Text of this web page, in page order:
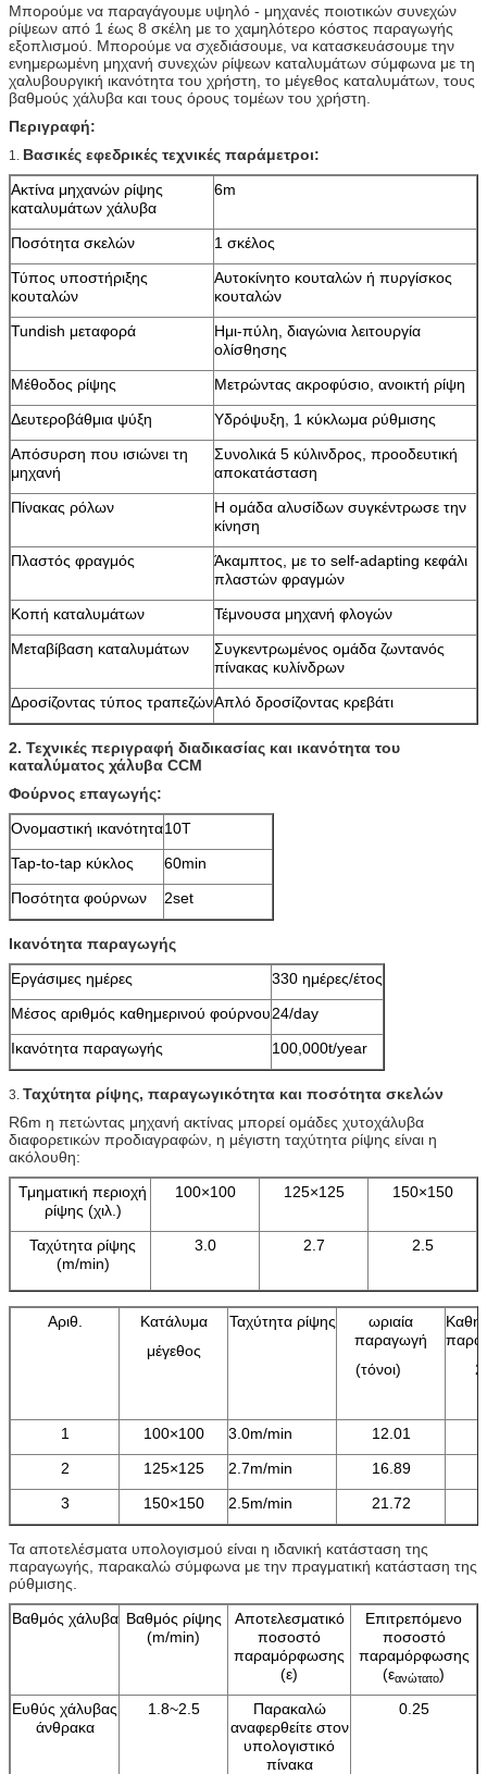
Μπορούμε να παραγάγουμε υψηλό - μηχανές ποιοτικών συνεχών
ρίψεων από 1 έως 8 σκέλη με το χαμηλότερο κόστος παραγωγής
εξοπλισμού. Μπορούμε να σχεδιάσουμε, να κατασκευάσουμε την
ενημερωμένη μηχανή συνεχών ρίψεων καταλυμάτων σύμφωνα με τη
χαλυβουργική ικανότητα του χρήστη, το μέγεθος καταλυμάτων, τους
βαθμούς χάλυβα και τους όρους τομέων του χρήστη.
Περιγραφή:
1. Βασικές εφεδρικές τεχνικές παράμετροι:
Ακτίνα μηχανών ρίψης
καταλυμάτων χάλυβα
6m
Ποσότητα σκελών
1 σκέλος
Τύπος υποστήριξης
κουταλών
Αυτοκίνητο κουταλών ή πυργίσκος
κουταλών
Tundish μεταφορά
Ημι-πύλη, διαγώνια λειτουργία
ολίσθησης
Μέθοδος ρίψης
Μετρώντας ακροφύσιο, ανοικτή ρίψη
Δευτεροβάθμια ψύξη
Υδρόψυξη, 1 κύκλωμα ρύθμισης
Απόσυρση που ισιώνει τη
μηχανή
Συνολικά 5 κύλινδρος, προοδευτική
αποκατάσταση
Πίνακας ρόλων
Η ομάδα αλυσίδων συγκέντρωσε την
κίνηση
Πλαστός φραγμός
Άκαμπτος, με το self-adapting κεφάλι
πλαστών φραγμών
Κοπή καταλυμάτων
Τέμνουσα μηχανή φλογών
Μεταβίβαση καταλυμάτων
Συγκεντρωμένος ομάδα ζωντανός
πίνακας κυλίνδρων
Δροσίζοντας τύπος τραπεζώνΑπλό δροσίζοντας κρεβάτι
2. Τεχνικές περιγραφή διαδικασίας και ικανότητα του
καταλύματος χάλυβα CCM
Φούρνος επαγωγής:
Ονομαστική ικανότητα10T
Tap-to-tap κύκλος
60min
Ποσότητα φούρνων
2set
Ικανότητα παραγωγής
Εργάσιμες ημέρες
330 ημέρες/έτος
Μέσος αριθμός καθημερινού φούρνου24/day
Ικανότητα παραγωγής
100,000t/year
3. Ταχύτητα ρίψης, παραγωγικότητα και ποσότητα σκελών
R6m η πετώντας μηχανή ακτίνας μπορεί ομάδες χυτοχάλυβα
διαφορετικών προδιαγραφών, η μέγιστη ταχύτητα ρίψης είναι η
ακόλουθη:
Τμηματική περιοχή
ρίψης (χιλ.)
100×100 125×125 150×150
Ταχύτητα ρίψης
(m/min)
3.0 2.7 2.5
Αριθ.
Κατάλυμα
μέγεθος
Ταχύτητα ρίψης
ωριαία
παραγωγή
(τόνοι)
1
100×100 3.0m/min 12.01
2
125×125 2.7m/min 16.89
3
150×150 2.5m/min 21.72
Τα αποτελέσματα υπολογισμού είναι η ιδανική κατάσταση της
παραγωγής, παρακαλώ σύμφωνα με την πραγματική κατάσταση της
ρύθμισης.
Βαθμός χάλυβα Βαθμός ρίψης
(m/min)
Αποτελεσματικό
ποσοστό
παραμόρφωσης
(ε)
Επιτρεπόμενο
ποσοστό
παραμόρφωσης
(εανώτατο)
Ευθύς χάλυβας
άνθρακα
1.8~2.5
Παρακαλώ
αναφερθείτε στον
υπολογιστικό
πίνακα
0.25